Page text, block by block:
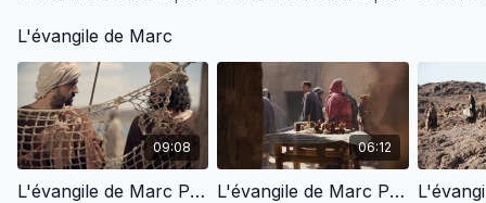
L'évangile de Marc
09:08
L'évangile de Marc Partie 1
06:12
L'évangile de Marc Partie 2